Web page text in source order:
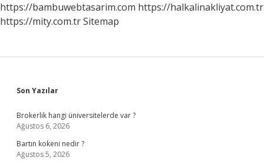
https://bambuwebtasarim.com https://halkalinakliyat.com.tr
https://mity.com.trSitemap
Sidebar
Son Yazılar
Brokerlik hangi üniversitelerde var ?
Ağustos 6, 2026
Bartın kokeni nedir ?
Ağustos 5, 2026